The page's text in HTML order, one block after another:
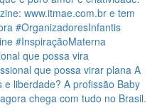
que possa vira